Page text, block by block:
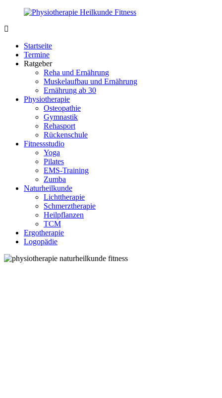
Zurück
Inhalt
Fit.de
Körper
Startseite
Termine
Ratgeber
Reha und Ernährung
Muskelaufbau und Ernährung
Ernährung ab 30
Physiotherapie
Osteopathie
Gymnastik
Rehasport
Rückenschule
Fitnessstudio
Yoga
Pilates
EMS-Training
Zumba
Naturheilkunde
Lichttherapie
Schmerztherapie
Heilpflanzen
TCM
Ergotherapie
Logopädie